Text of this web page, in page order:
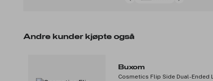
Andre kunder kjøpte også
Buxom
Cosmetics Flip Side Dual-Ended